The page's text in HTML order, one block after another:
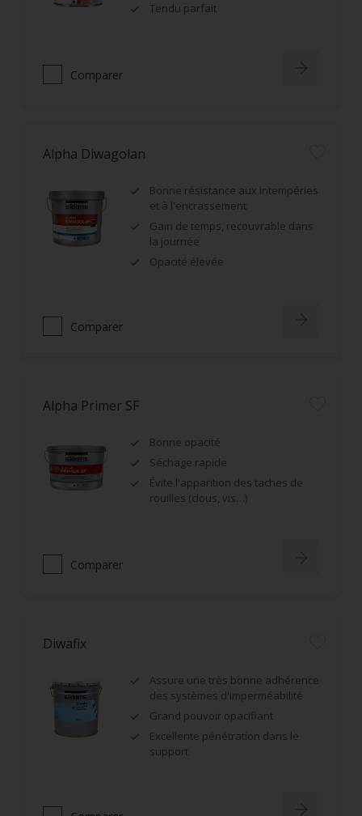
Tendu parfait
Comparer
Alpha Diwagolan
Bonne résistance aux intempéries
et à l'encrassement
Gain de temps, recouvrable dans
la journée
Opacité élevée
Comparer
Alpha Primer SF
Bonne opacité
Séchage rapide
Évite l'apparition des taches de
rouilles (clous, vis…)
Comparer
Diwafix
Assure une très bonne adhérence
des systèmes d'imperméabilité
Grand pouvoir opacifiant
Excellente pénétration dans le
support